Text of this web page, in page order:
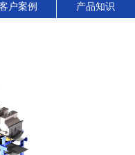
户案例 产品知识